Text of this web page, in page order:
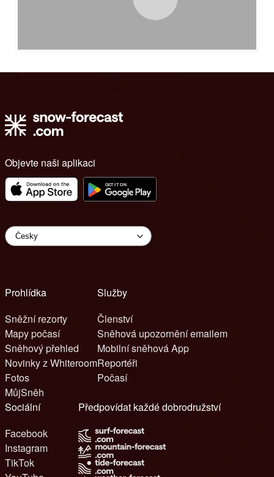
Objevte naši aplikaci
Prohlídka
Sněžní rezorty
Mapy počasí
Sněhový přehled
Novinky z Whiteroom
Fotos
MůjSněh
Služby
Členství
Sněhová upozornění emailem
Mobilní sněhová App
Reportéři
Počasí
Sociální
Facebook
Instagram
TikTok
Předpovídat každé dobrodružství